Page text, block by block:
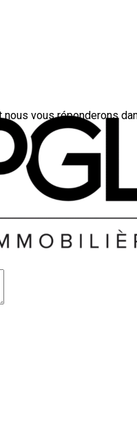
vous réponderons